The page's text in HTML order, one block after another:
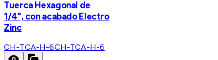
Tuerca Hexagonal de
1/4", con acabado Electro
Zinc
CH-TCA-H-6CH-TCA-H-6